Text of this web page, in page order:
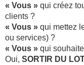
« Vous » qui créez
clients ?
« Vous » qui mettez
ou services) ?
« Vous » qui
Oui, SORTIR DU